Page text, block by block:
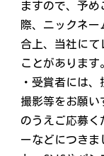
ますので、予
際、ニックネ
合上、当社にて
ことがあります
・受賞者には
撮影等をお願い
のうえご応募く
ーなどにつきま